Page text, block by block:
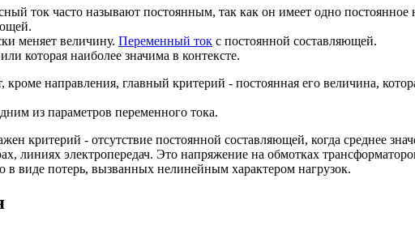
ток часто называют постоянным, так как он имеет одно постоянное
меняет величину. Переменный ток с постоянной составляющей.
которая наиболее значима в контексте.
направления, главный критерий - постоянная его величина,
из параметров переменного тока.
критерий - отсутствие постоянной составляющей, когда среднее
линиях электропередач. Это напряжение на обмотках
в виде потерь, вызванных нелинейным характером нагрузок.